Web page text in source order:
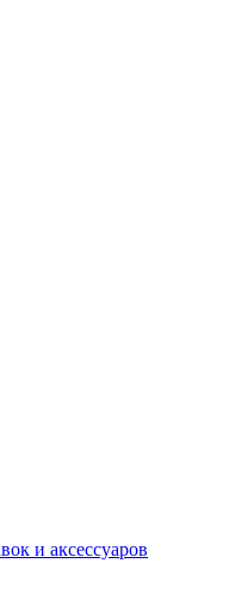
и аксессуаров